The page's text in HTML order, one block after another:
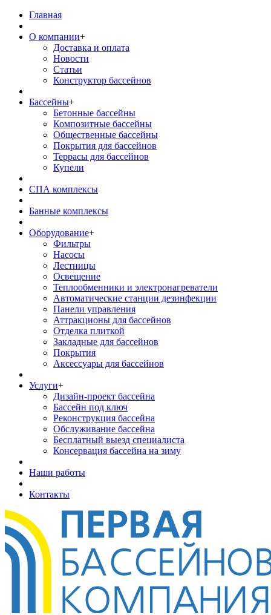
Главная
О компании+
Доставка и оплата
Новости
Статьи
Конструктор бассейнов
Бассейны+
Бетонные бассейны
Композитные бассейны
Общественные бассейны
Покрытия для бассейнов
Террасы для бассейнов
Купели
СПА комплексы
Банные комплексы
Оборудование+
Фильтры
Насосы
Лестницы
Освещение
Теплообменники и электронагреватели
Автоматические станции дезинфекции
Панели управления
Аттракционы для бассейнов
Отделка плиткой
Закладные для бассейнов
Покрытия
Аксессуары для бассейнов
Услуги+
Дизайн-проект бассейна
Бассейн под ключ
Реконструкция бассейна
Обслуживание бассейна
Бесплатный выезд специалиста
Консервация бассейна на зиму
Наши работы
Контакты